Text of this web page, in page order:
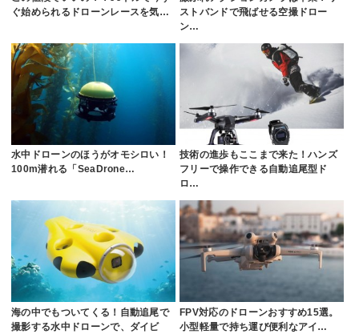
ぐ始められるドローンレースを気…
ストバンドで飛ばせる空撮ドロー
ン…
水中ドローンのほうがオモシロい！
100m潜れる「SeaDrone…
技術の進歩もここまで来た！ハンズ
フリーで操作できる自動追尾型ド
ロ…
海の中でもついてくる！自動追尾で
撮影する水中ドローンで、ダイビ
FPV対応のドローンおすすめ15選。
小型軽量で持ち運び便利なアイ…